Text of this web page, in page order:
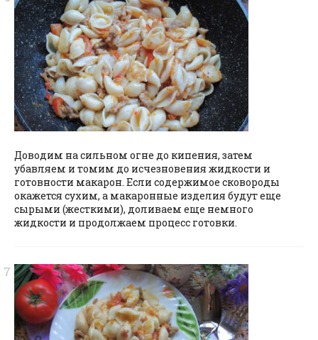
Доводим на сильном огне до кипения, затем
убавляем и томим до исчезновения жидкости и
готовности макарон. Если содержимое сковороды
окажется сухим, а макаронные изделия будут еще
сырыми (жесткими), доливаем еще немного
жидкости и продолжаем процесс готовки.